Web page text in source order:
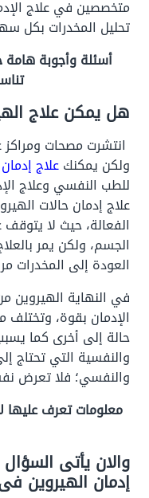
متخصصين في علاج
تحليل المخدرات بكل
أسئلة وأجوبة
هل يمكن علاج
انتشرت مصحات ومراكز
ولكن يمكنكعلاج
علاج إدمان حالات
الفعالة، حيث لا
الجسم، ولكن يمر
العودة إلى المخدرات
في النهاية الهيروين
الإدمان بقوة، وتختلف
حالة إلى أخرى كما
والنفسية التي تحتاج
والنفسي؛ فلا تعرض
معلومات تعرف عليها
والان يأتى
إدمان الهيروين